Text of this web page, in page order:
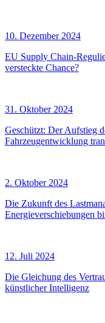
10. Dezember 2024
EU Supply Chain-
versteckte Chance?
31. Oktober 2024
Geschützt: Der Aufstieg
Fahrzeugentwicklung
2. Oktober 2024
Die Zukunft des
Energieverschiebungen
12. Juli 2024
Die Gleichung des
künstlicher Intelligenz